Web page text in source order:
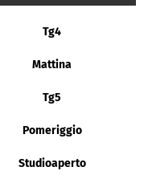
Tg4
Mattina
Tg5
Pomeriggio
Studioaperto